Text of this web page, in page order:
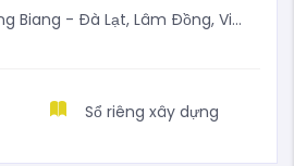
- Đà Lạt, Lâm Đồng, Việt Nam
Sổ riêng xây dựng